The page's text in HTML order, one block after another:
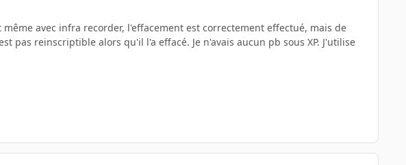
avec infra recorder, l'effacement est correctement effectué, mais de
pas reinscriptible alors qu'il l'a effacé. Je n'avais aucun pb sous XP. J'utilise